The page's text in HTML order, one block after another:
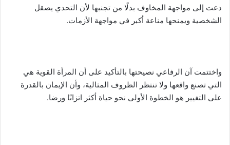
دعت إلى مواجهة المخاوف بدلًا من تجنبها لأن التحدي يصقل
الشخصية ويمنحها مناعة أكبر في مواجهة الأزمات.
واختتمت آن الرفاعي نصيحتها بالتأكيد على أن المرأة القوية هي
التي تصنع واقعها ولا تنتظر الظروف المثالية، وأن الإيمان بالقدرة
على التغيير هو الخطوة الأولى نحو حياة أكثر اتزانًا ورضا.